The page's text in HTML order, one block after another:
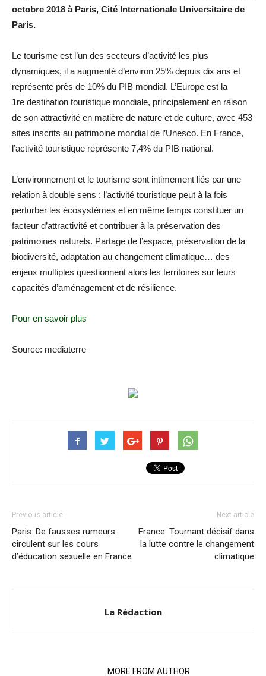
octobre 2018 à Paris, Cité Internationale Universitaire de
Paris.
Le tourisme est l’un des secteurs d’activité les plus
dynamiques, il a augmenté d’environ 25% depuis dix ans et
représente près de 10% du PIB mondial. L’Europe est la
1re destination touristique mondiale, principalement en raison
de son attractivité en matière de nature et de culture, avec 453
sites inscrits au patrimoine mondial de l’Unesco. En France,
l’activité touristique représente 7,4% du PIB national.
L’environnement et le tourisme sont intimement liés par une
relation à double sens : l’activité touristique peut à la fois
perturber les écosystèmes et en même temps constituer un
facteur d’attractivité et contribuer à la préservation des
patrimoines naturels. Partage de l’espace, préservation de la
biodiversité, adaptation au changement climatique… des
enjeux multiples questionnent alors les territoires sur leurs
capacités d’aménagement et de résilience.
Pour en savoir plus
Source: mediaterre
Previous article
Paris: De fausses rumeurs
circulent sur les cours
d’éducation sexuelle en France
Next article
France: Tournant décisif dans
la lutte contre le changement
climatique
La Rédaction
MORE FROM AUTHOR